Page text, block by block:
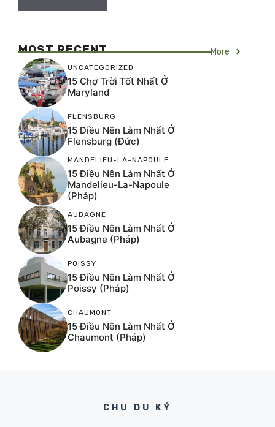
MOST RECENT More
UNCATEGORIZED
15 Chợ Trời Tốt Nhất Ở
Maryland
FLENSBURG
15 Điều Nên Làm Nhất Ở
Flensburg (Đức)
MANDELIEU-LA-NAPOULE
15 Điều Nên Làm Nhất Ở
Mandelieu-La-Napoule
(Pháp)
AUBAGNE
15 Điều Nên Làm Nhất Ở
Aubagne (Pháp)
POISSY
15 Điều Nên Làm Nhất Ở
Poissy (Pháp)
CHAUMONT
15 Điều Nên Làm Nhất Ở
Chaumont (Pháp)
CHU DU KÝ